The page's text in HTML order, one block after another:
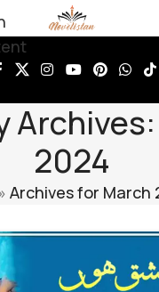
2024
Archives for March